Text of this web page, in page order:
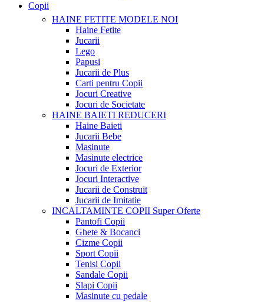
Copii
HAINE FETITE MODELE NOI
Haine Fetite
Jucarii
Lego
Papusi
Jucarii de Plus
Carti pentru Copii
Jocuri Creative
Jocuri de Societate
HAINE BAIETI REDUCERI
Haine Baieti
Jucarii Bebe
Masinute
Masinute electrice
Jocuri de Exterior
Jocuri Interactive
Jucarii de Construit
Jucarii de Imitatie
INCALTAMINTE COPII Super Oferte
Pantofi Copii
Ghete & Bocanci
Cizme Copii
Sport Copii
Tenisi Copii
Sandale Copii
Slapi Copii
Masinute cu pedale